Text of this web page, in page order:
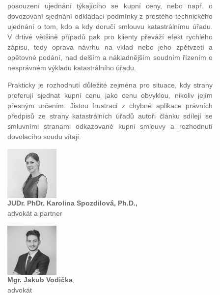
posouzení ujednání týkajícího se kupní ceny, nebo např. o
dovozování sjednání odkládací podmínky z prostého technického
ujednání o tom, kdo a kdy doručí smlouvu katastrálnímu úřadu.
V drtivé většině případů pak pro klienty převáží efekt rychlého
zápisu, tedy oprava návrhu na vklad nebo jeho zpětvzetí a
opětovné podání, nad delším a nákladnějším soudním řízením o
nesprávném výkladu katastrálního úřadu.
Prakticky je rozhodnutí důležité zejména pro situace, kdy strany
preferují sjednat kupní cenu jako cenu obvyklou, nikoliv jejím
přesným určením. Jistou frustraci z chybné aplikace právních
předpisů ze strany katastrálních úřadů autoři článku sdílejí se
smluvními stranami odkazované kupní smlouvy a rozhodnutí
dovolacího soudu vítají.
JUDr. PhDr. Karolina Spozdilová, Ph.D.,
advokát a partner
Mgr. Jakub Vodička
advokát